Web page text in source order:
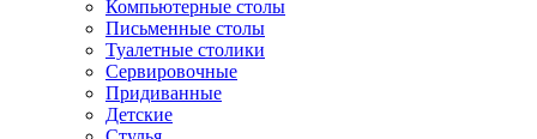
Компьютерные столы
Письменные столы
Туалетные столики
Сервировочные
Придиванные
Детские